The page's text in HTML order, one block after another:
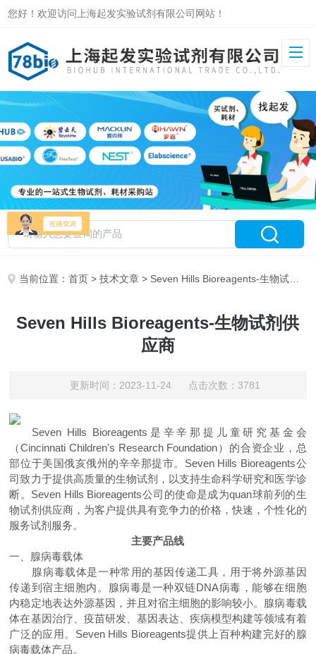
您好！欢迎访问上海起发实验试剂有限公司网站！
当前位置：首页 >技术文章 > Seven Hills Bioreagents-生物试剂供应商
Seven Hills Bioreagents-生物试剂供
应商
更新时间：2023-11-24 点击次数：3781
Seven Hills Bioreagents 是辛辛那提儿童研究基金会
（Cincinnati Children's Research Foundation） 的合资企业，总
部位于美国俄亥俄州的辛辛那提市。 Seven Hills Bioreagents公
司致力于提供高质量的生物试剂，以支持生命科学研究和医学诊
断。 Seven Hills Bioreagents公司的使命是成为quan球前列的生
物试剂供应商，为客户提供具有竞争力的价格，快速，个性化的
服务试剂 服务。
主要产品线
一、 腺病毒载体
腺病毒载体是一种常用的基因传递工具，用于将外源基因
传递到宿主细胞内。腺病毒是一种双链DNA病毒，能够在细胞
内稳定地表达外源基因，并且对宿主细胞的影响较小。腺病毒载
体在基因治疗、疫苗研发、基因表达、疾病模型构建等领域有着
广泛的应用。 Seven Hills Bioreagents提供上百种构建完好的腺
病毒载体产品。